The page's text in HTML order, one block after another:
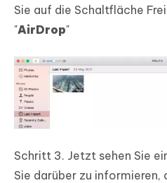
Sie auf die Schaltfläche
"AirDrop"
Schritt 3. Jetzt sehen Sie
Sie darüber zu informieren,